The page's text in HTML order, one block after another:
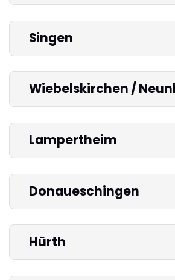
Singen
Wiebelskirchen /
Lampertheim
Donaueschingen
Hürth